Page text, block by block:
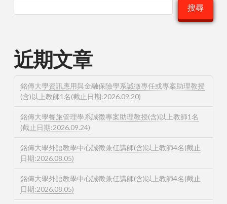
搜尋
近期文章
銘傳大學資訊應用與金融保險學系誠徵專任或專案助理教授
(含)以上教師1名(截止日期:2026.09.20)
銘傳大學餐旅管理學系誠徵專案助理教授(含)以上教師1名
(截止日期:2026.09.24)
銘傳大學外語教學中心誠徵兼任講師(含)以上教師4名(截止
日期:2026.08.05)
銘傳大學外語教學中心誠徵兼任講師(含)以上教師4名(截止
日期:2026.08.05)